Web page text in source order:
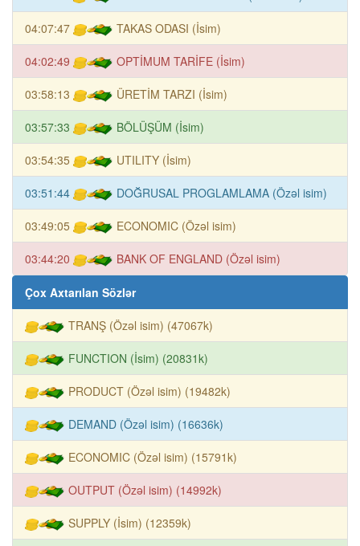
04:07:47 TAKAS ODASI (İsim)
04:02:49 OPTİMUM TARİFE (İsim)
03:58:13 ÜRETİM TARZI (İsim)
03:57:33 BÖLÜŞÜM (İsim)
03:54:35 UTILITY (İsim)
03:51:44 DOĞRUSAL PROGLAMLAMA (Özəl isim)
03:49:05 ECONOMIC (Özəl isim)
03:44:20 BANK OF ENGLAND (Özəl isim)
Çox Axtarılan Sözlər
TRANŞ (Özəl isim) (47067k)
FUNCTION (İsim) (20831k)
PRODUCT (Özəl isim) (19482k)
DEMAND (Özəl isim) (16636k)
ECONOMIC (Özəl isim) (15791k)
OUTPUT (Özəl isim) (14992k)
SUPPLY (İsim) (12359k)